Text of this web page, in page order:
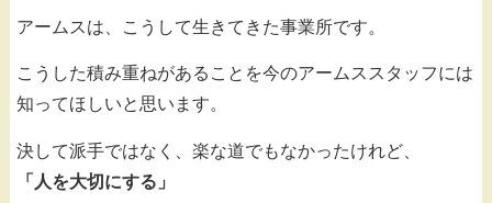
アームスは、こうして生きてきた事業所です。
こうした積み重ねがあることを今のアームススタッフには
知ってほしいと思います。
決して派手ではなく、楽な道でもなかったけれど、
「人を大切にする」